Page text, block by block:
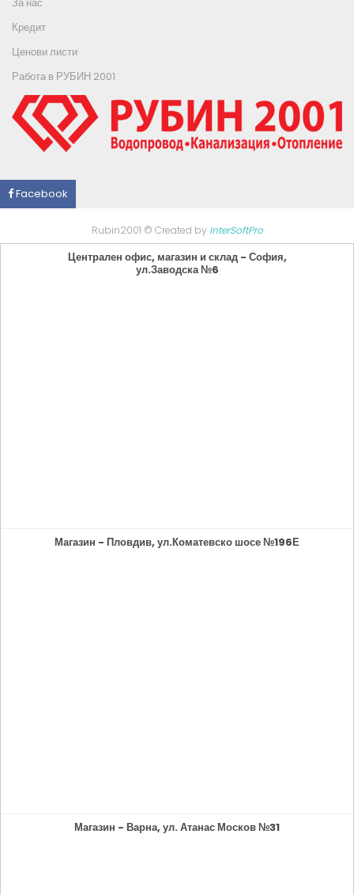
Кредит
Ценови листи
Работа в РУБИН 2001
Facebook
Rubin2001 © Created by InterSoftPro
Централен офис, магазин и склад - София,
ул.Заводска №6
Магазин - Пловдив, ул.Коматевско шосе №196Е
Магазин - Варна, ул. Атанас Москов №31